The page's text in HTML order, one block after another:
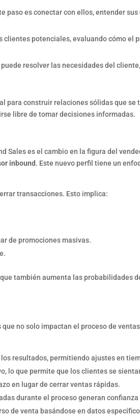
paso es conectar con ellos, entender
potenciales, evaluando cómo el
resolver las necesidades del
construir relaciones sólidas que
libre de tomar decisiones informadas.
es el cambio en la figura del
inbound . Este nuevo perfil tiene un
transacciones. Esto implica:
de promociones masivas.
también aumenta las probabilidades
no solo impactan el proceso de
resultados, permitiendo ajustes en
lo que permite que los clientes se
en lugar de cerrar ventas rápidas.
durante el proceso generan confianza
de venta basándose en datos